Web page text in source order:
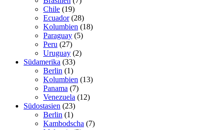
Chile (19)
Ecuador(28)
Kolumbien (18)
Paraguay (5)
Peru (27)
Uruguay (2)
Südamerika (33)
Berlin (1)
Kolumbien (13)
Panama (7)
Venezuela (12)
Südostasien (23)
Berlin (1)
Kambodscha (7)